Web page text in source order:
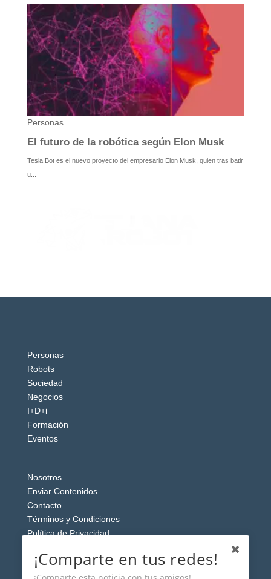
Personas
Robots
Sociedad
Negocios
I+D+i
Formación
Eventos
Nosotros
Enviar Contenidos
Contacto
Términos y Condiciones
Política de Privacidad
¡Comparte en tus redes!